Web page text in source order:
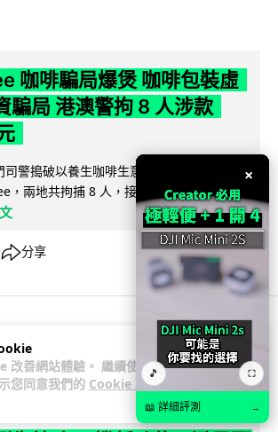
改善網站體驗。 繼續使用
您同意我們的 Cookie 政
咖啡騙局爆煲 咖啡包裝虛
騙局 港澳警拘 8 人涉款
警搗破以養生咖啡生意包裝的虛擬貨幣投
，兩地共拘捕 8 人，接獲逾 200 宗舉報，涉
分享
技
×
🎵 ⛶
📖 詳細評測 →